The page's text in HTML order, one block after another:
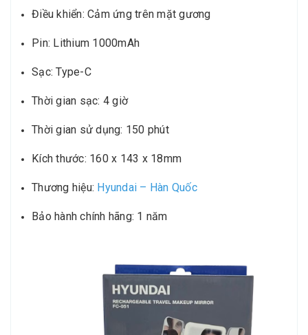
Điều khiển: Cảm ứng trên mặt gương
Pin: Lithium 1000mAh
Sạc: Type-C
Thời gian sạc: 4 giờ
Thời gian sử dụng: 150 phút
Kích thước: 160 x 143 x 18mm
Thương hiệu: Hyundai – Hàn Quốc
Bảo hành chính hãng: 1 năm